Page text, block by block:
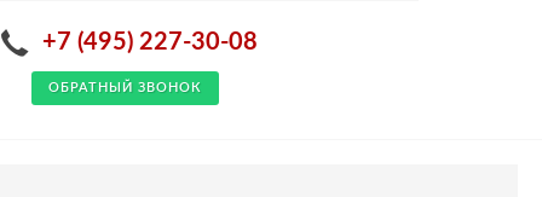
+7 (495) 227-30-08
ОБРАТНЫЙ ЗВОНОК